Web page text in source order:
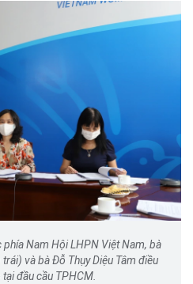
Nam Hội LHPN Việt Nam, bà
và bà Đỗ Thụy Diệu Tâm điều
đầu cầu TPHCM.